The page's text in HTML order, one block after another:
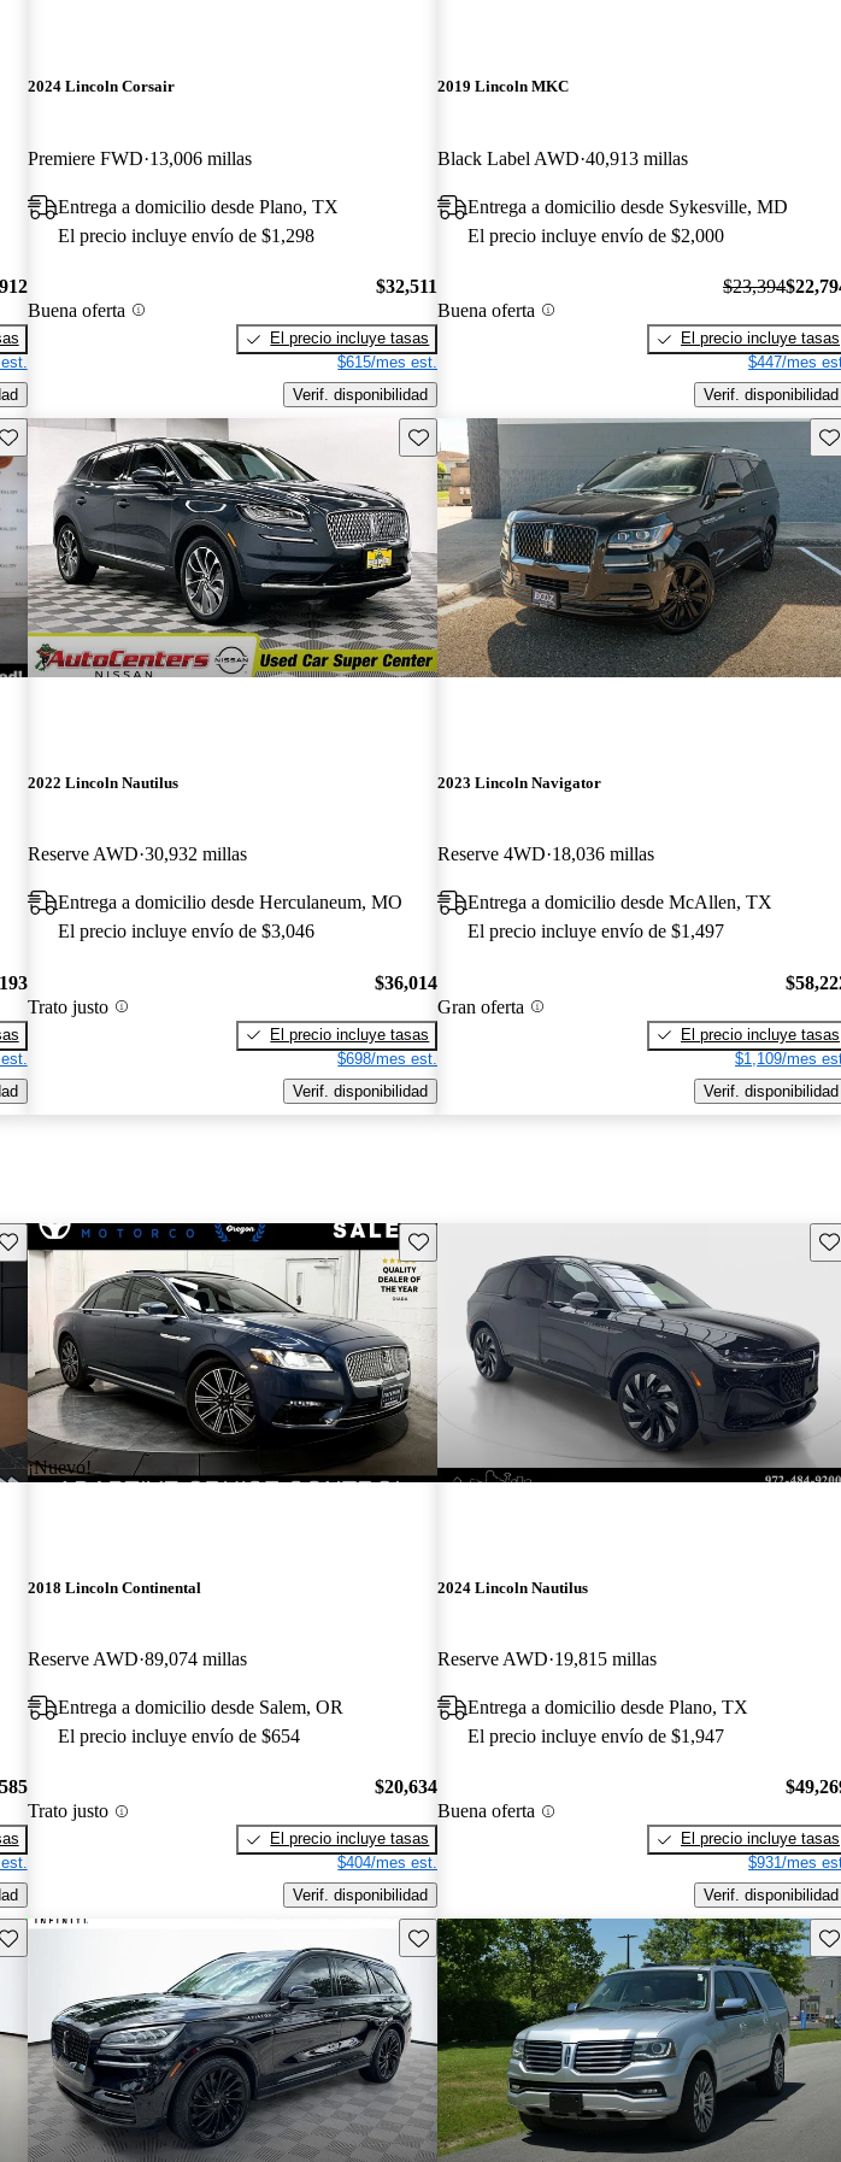
2024 Lincoln Corsair
Premiere FWD 13,006 millas
Entrega a domicilio desde Plano, TX
El precio incluye envío de $1,298
Buena oferta
$32,511
El precio incluye tasas
$615/mes est.
Verif. disponibilidad
2019 Lincoln MKC
Black Label AWD 40,913 millas
Entrega a domicilio desde Sykesville, MD
El precio incluye envío de $2,000
Buena oferta
$23,394
El precio incluye tasas
$447/mes
Verif. disponibilidad
Guarda este Aviso Guarda este Aviso
2022 Lincoln Nautilus
Reserve AWD 30,932 millas
Entrega a domicilio desde Herculaneum, MO
El precio incluye envío de $3,046
Trato justo
$36,014
El precio incluye tasas
$698/mes est.
Verif. disponibilidad
2023 Lincoln Navigator
Reserve 4WD 18,036 millas
Entrega a domicilio desde McAllen, TX
El precio incluye envío de $1,497
Gran oferta
El precio incluye tasas
$1,109/mes
Verif. disponibilidad
Guarda este Aviso
¡Nuevo!
Guarda este Aviso
2018 Lincoln Continental
Reserve AWD 89,074 millas
Entrega a domicilio desde Salem, OR
El precio incluye envío de $654
Trato justo
$20,634
El precio incluye tasas
$404/mes est.
Verif. disponibilidad
2024 Lincoln Nautilus
Reserve AWD 19,815 millas
Entrega a domicilio desde Plano, TX
El precio incluye envío de $1,947
Buena oferta
El precio incluye tasas
$931/mes
Verif. disponibilidad
Guarda este Aviso Guarda este Aviso